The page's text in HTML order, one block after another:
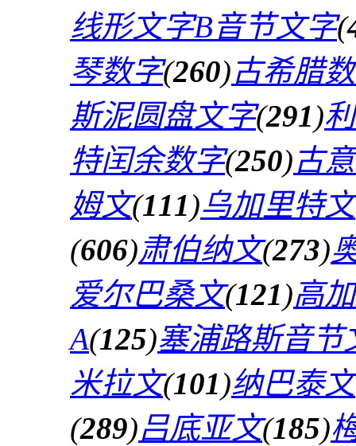
线形文字B音节文字(
琴数字(260)古希腊
斯泥圆盘文字(291)
特闰余数字(250)古
姆文(111)乌加里特文
(606)肃伯纳文(273)
爱尔巴桑文(121)高
A(125)塞浦路斯音节
米拉文(101)纳巴泰文
(289)吕底亚文(185)